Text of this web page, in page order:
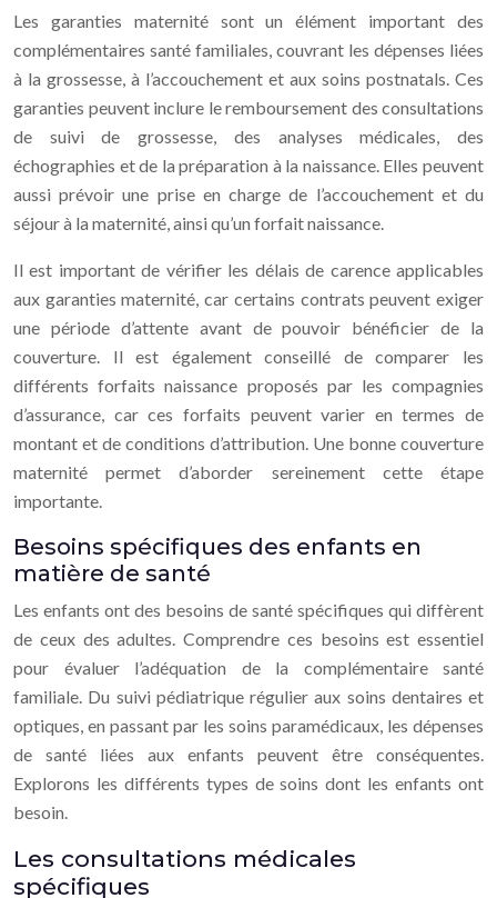
Les garanties maternité sont un élément important des
complémentaires santé familiales, couvrant les dépenses liées
à la grossesse, à l’accouchement et aux soins postnatals. Ces
garanties peuvent inclure le remboursement des consultations
de suivi de grossesse, des analyses médicales, des
échographies et de la préparation à la naissance. Elles peuvent
aussi prévoir une prise en charge de l’accouchement et du
séjour à la maternité, ainsi qu’un forfait naissance.
Il est important de vérifier les délais de carence applicables
aux garanties maternité, car certains contrats peuvent exiger
une période d’attente avant de pouvoir bénéficier de la
couverture. Il est également conseillé de comparer les
différents forfaits naissance proposés par les compagnies
d’assurance, car ces forfaits peuvent varier en termes de
montant et de conditions d’attribution. Une bonne couverture
maternité permet d’aborder sereinement cette étape
importante.
Besoins spécifiques des enfants en
matière de santé
Les enfants ont des besoins de santé spécifiques qui diffèrent
de ceux des adultes. Comprendre ces besoins est essentiel
pour évaluer l’adéquation de la complémentaire santé
familiale. Du suivi pédiatrique régulier aux soins dentaires et
optiques, en passant par les soins paramédicaux, les dépenses
de santé liées aux enfants peuvent être conséquentes.
Explorons les différents types de soins dont les enfants ont
besoin.
Les consultations médicales
spécifiques